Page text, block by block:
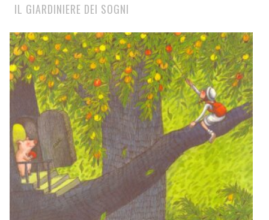
IL GIARDINIERE DEI SOGNI